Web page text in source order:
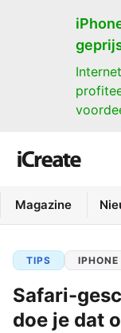
Magazine
TIPS IPHONE
Safari-
doe je dat